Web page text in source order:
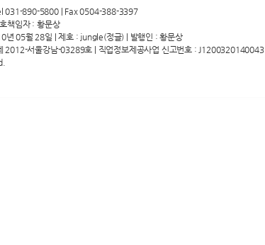
031-890-5800 | Fax 0504-388-3397
책임자 : 황문상
년 05월 28일 | 제호 : jungle(정글) | 발행인 : 황문상
2012-서울강남-03289호 | 직업정보제공사업 신고번호 : J1200320140043